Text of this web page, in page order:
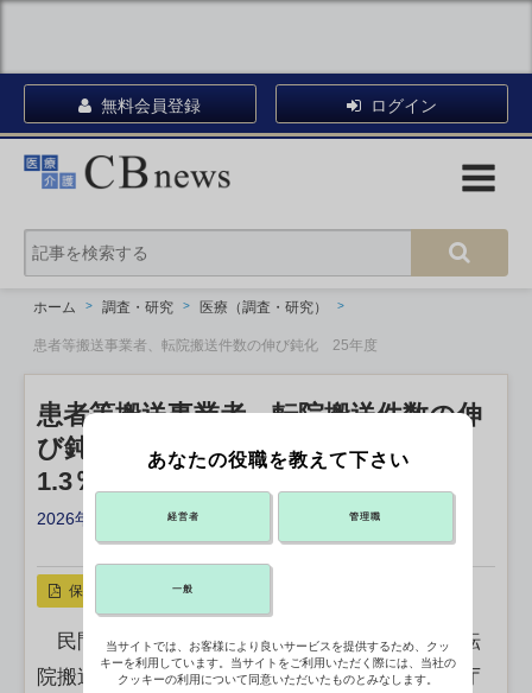
無料会員登録 ログイン
ホーム 調査・研究 医療（調査・研究）
患者等搬送事業者、転院搬送件数の伸び鈍化 25年度
患者等搬送事業者、転院搬送件数の伸
び鈍化 25年度
1.3％増にとどまる 消防庁
2026年06月04日 17:59
リンクをコピー X ポスト
保存
民間の患者等搬送事業者による医療機関間の転
院搬送件数の伸びが鈍化している。総務省消防庁
あなたの役職を教えて下さい
経営者 管理職
一般
当サイトでは、お客様により良いサービスを提供するため、クッ
キーを利用しています。当サイトをご利用いただく際には、当社の
クッキーの利用について同意いただいたものとみなします。